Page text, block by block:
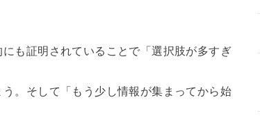
も証明されていることで「選択肢が多すぎ
。そして「もう少し情報が集まってから始